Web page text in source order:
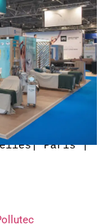
Paris |